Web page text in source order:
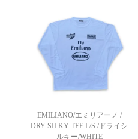
EMILIANO/エミリアーノ /
DRY SILKY TEE L/S /ドライシ
ルキー/WHITE